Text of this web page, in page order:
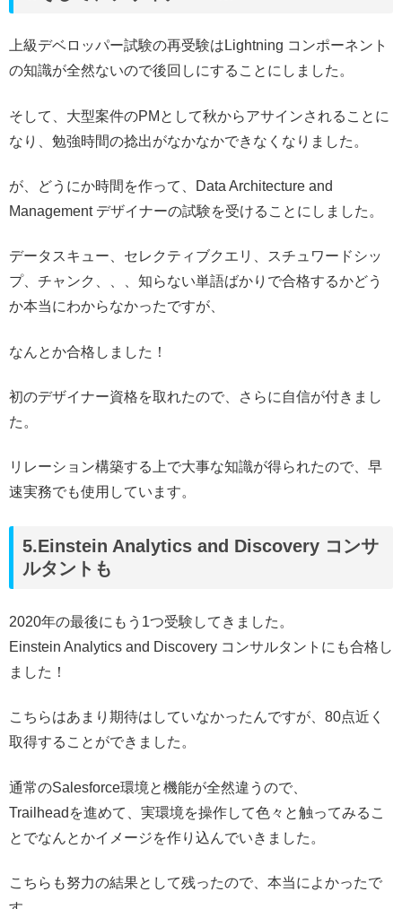
上級デベロッパー試験の再受験はLightning コンポーネント
の知識が全然ないので後回しにすることにしました。
そして、大型案件のPMとして秋からアサインされることに
なり、勉強時間の捻出がなかなかできなくなりました。
が、どうにか時間を作って、Data Architecture and
Management デザイナーの試験を受けることにしました。
データスキュー、セレクティブクエリ、スチュワードシッ
プ、チャンク、、、知らない単語ばかりで合格するかどう
か本当にわからなかったですが、
なんとか合格しました！
初のデザイナー資格を取れたので、さらに自信が付きまし
た。
リレーション構築する上で大事な知識が得られたので、早
速実務でも使用しています。
5.Einstein Analytics and Discovery コンサ
ルタントも
2020年の最後にもう1つ受験してきました。
Einstein Analytics and Discovery コンサルタントにも合格し
ました！
こちらはあまり期待はしていなかったんですが、80点近く
取得することができました。
通常のSalesforce環境と機能が全然違うので、
Trailheadを進めて、実環境を操作して色々と触ってみるこ
とでなんとかイメージを作り込んでいきました。
こちらも努力の結果として残ったので、本当によかったで